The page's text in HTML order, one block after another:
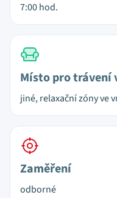
7:00 hod.
Místo pro trávení
jiné, relaxační zóny ve
Zaměření
odborné